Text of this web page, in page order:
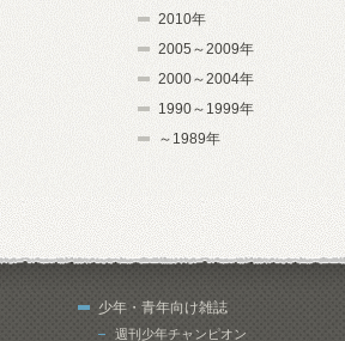
2010年
2005～2009年
2000～2004年
1990～1999年
～1989年
少年・青年向け雑誌
週刊少年チャンピオン